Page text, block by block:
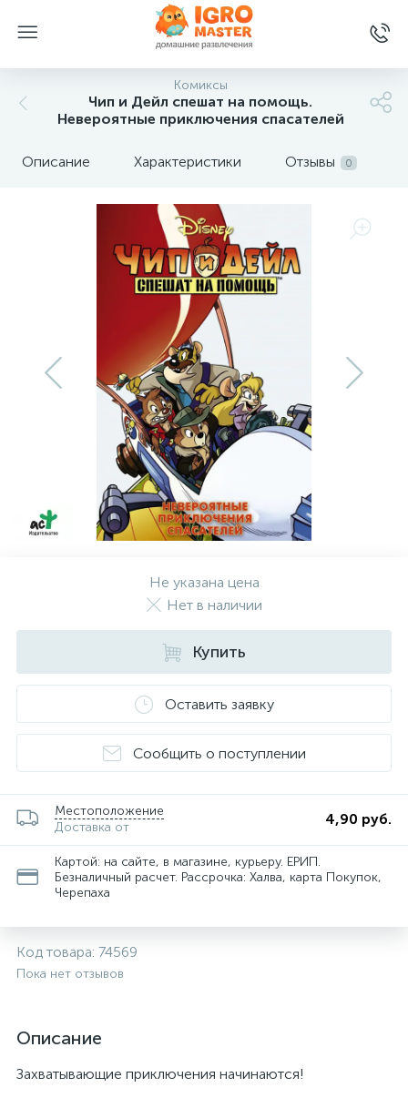
Комиксы
Чип и Дейл спешат на помощь.
Невероятные приключения спасателей
Описание Характеристики Отзывы 0
Не указана цена
Нет в наличии
Купить
Оставить заявку
Сообщить о поступлении
Местоположение
Доставка от
4,90 руб.
Картой: на сайте, в магазине, курьеру. ЕРИП.
Безналичный расчет. Рассрочка: Халва, карта Покупок,
Черепаха
Код товара: 74569
Пока нет отзывов
Описание
Захватывающие приключения начинаются!